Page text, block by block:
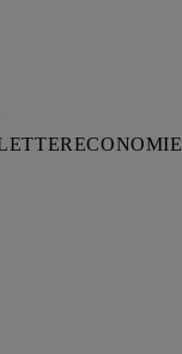
ECONOMIE